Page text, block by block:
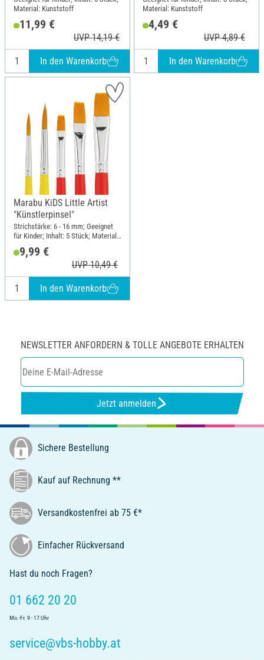
Material: Kunststoff
11,99 €
UVP 14,19 €
In den Warenkorb
Material: Kunststoff
4,49 €
UVP 4,89 €
In den Warenkorb
Marabu KiDS Little Artist
"Künstlerpinsel"
Strichstärke: 6 - 16 mm; Geeignet
für Kinder; Inhalt: 5 Stück; Material:
9,99 €
UVP 10,49 €
In den Warenkorb
NEWSLETTER ANFORDERN & TOLLE ANGEBOTE ERHALTEN
Jetzt anmelden
Sichere Bestellung
Kauf auf Rechnung **
Versandkostenfrei ab 75 €*
Einfacher Rückversand
Hast du noch Fragen?
01 662 20 20
Mo.-Fr. 9 - 17 Uhr
service@vbs-hobby.at